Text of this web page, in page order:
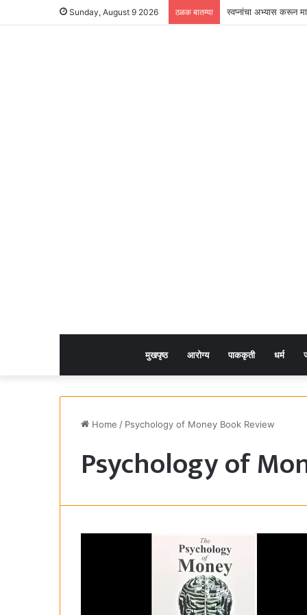
Sunday, August 9 2026 ठळक बातम्या स्वप्नांचा अभ्यास करून
मुखपृष्ठ आरोग्य पाककृती धर्म
Home / Psychology of Money Book Review
Psychology of